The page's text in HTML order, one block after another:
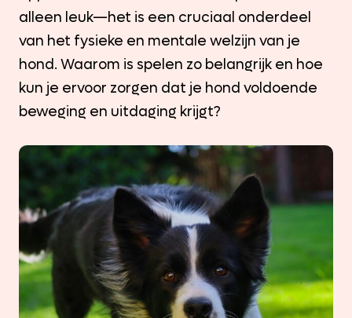
alleen leuk—het is een cruciaal onderdeel
van het fysieke en mentale welzijn van je
hond. Waarom is spelen zo belangrijk en hoe
kun je ervoor zorgen dat je hond voldoende
beweging en uitdaging krijgt?